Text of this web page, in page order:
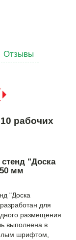
Отзывы
рабочих
"Доска
мм
"Доска
для
размещения
выполнена в
шрифтом,